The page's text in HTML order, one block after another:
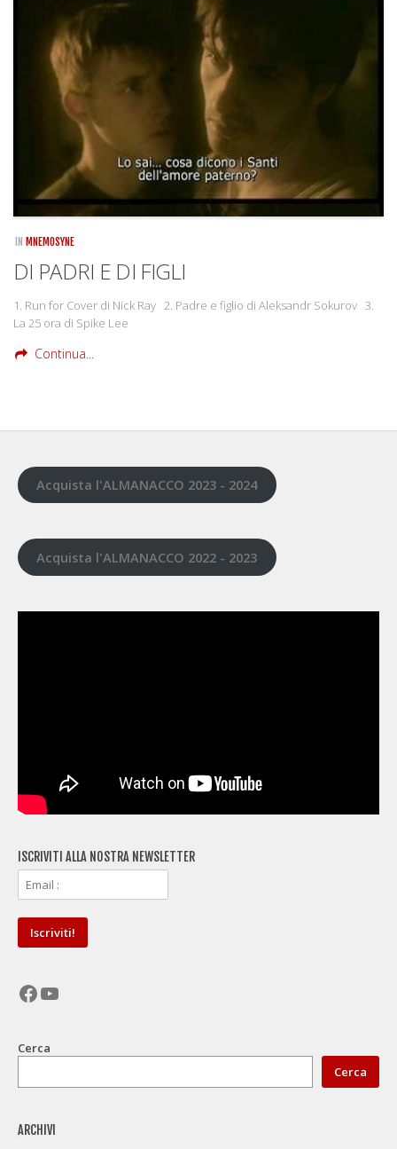
Copertine
Come eravamo
Mnemosyne
IN MNEMOSYNE
DI PADRI E DI FIGLI
1. Run for Cover di Nick Ray 2. Padre e figlio di Aleksandr Sokurov 3.
La 25 ora di Spike Lee
Continua...
Acquista l'ALMANACCO 2023 - 2024
Acquista l'ALMANACCO 2022 - 2023
ISCRIVITI ALLA NOSTRA NEWSLETTER
Facebook
YouTube
Cerca
Cerca
ARCHIVI